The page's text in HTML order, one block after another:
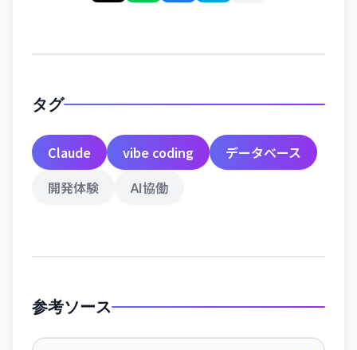
タグ
Claude vibe coding
データベース
開発体験
AI協働
参考ソース